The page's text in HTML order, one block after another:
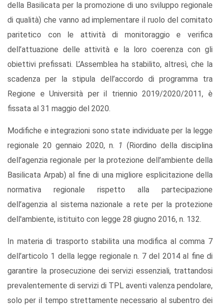
della Basilicata per la promozione di uno sviluppo regionale
di qualità) che vanno ad implementare il ruolo del comitato
paritetico con le attività di monitoraggio e verifica
dell’attuazione delle attività e la loro coerenza con gli
obiettivi prefissati. L’Assemblea ha stabilito, altresì, che la
scadenza per la stipula dell’accordo di programma tra
Regione e Università per il triennio 2019/2020/2011, è
fissata al 31 maggio del 2020.
Modifiche e integrazioni sono state individuate per la legge
regionale 20 gennaio 2020, n. 1 (Riordino della disciplina
dell’agenzia regionale per la protezione dell’ambiente della
Basilicata Arpab) al fine di una migliore esplicitazione della
normativa regionale rispetto alla partecipazione
dell’agenzia al sistema nazionale a rete per la protezione
dell'ambiente, istituito con legge 28 giugno 2016, n. 132.
In materia di trasporto stabilita una modifica al comma 7
dell’articolo 1 della legge regionale n. 7 del 2014 al fine di
garantire la prosecuzione dei servizi essenziali, trattandosi
prevalentemente di servizi di TPL aventi valenza pendolare,
solo per il tempo strettamente necessario al subentro dei